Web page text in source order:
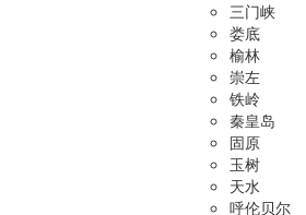
三门峡
娄底
榆林
崇左
铁岭
秦皇岛
固原
玉树
天水
呼伦贝尔